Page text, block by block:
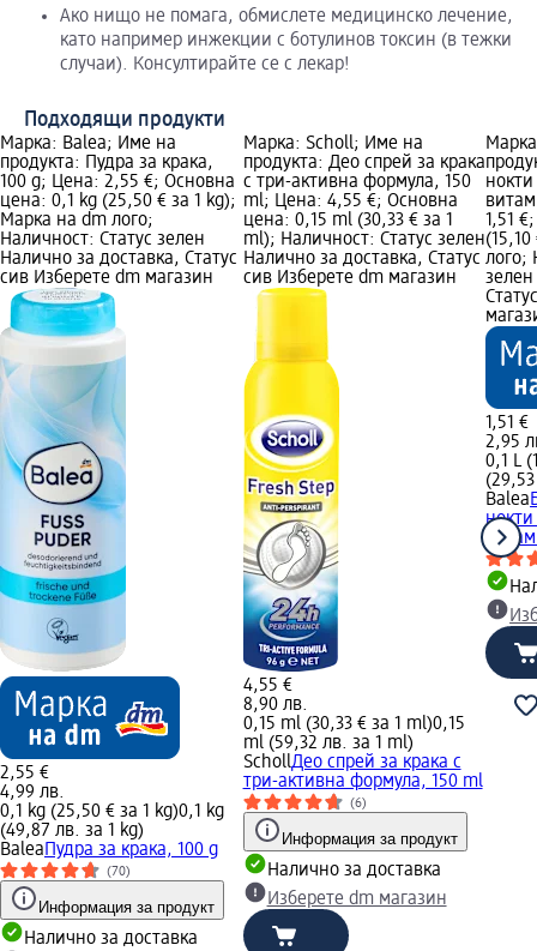
Ако нищо не помага, обмислете медицинско лечение,
като например инжекции с ботулинов токсин (в тежки
случаи). Консултирайте се с лекар!
Подходящи продукти
Марка: Balea; Име на
продукта: Пудра за крака,
100 g; Цена: 2,55 €; Основна
цена: 0,1 kg (25,50 € за 1 kg);
Марка на dm лого;
Наличност: Статус зелен
Налично за доставка, Статус
сив Изберете dm магазин
2,55 €
4,99 лв.
0,1 kg (25,50 € за 1 kg)0,1 kg
(49,87 лв. за 1 kg)
Balea Пудра за крака, 100 g
(70)
Информация за продукт
Налично за доставка
Марка: Scholl; Име на
продукта: Део спрей за крака
с три-активна формула, 150
ml; Цена: 4,55 €; Основна
цена: 0,15 ml (30,33 € за 1
ml); Наличност: Статус зелен
Налично за доставка, Статус
сив Изберете dm магазин
4,55 €
8,90 лв.
0,15 ml (30,33 € за 1 ml)0,15
ml (59,32 лв. за 1 ml)
SchollДео спрей за крака с
три-активна формула, 150 ml
(6)
Информация за продукт
Налично за доставка
Изберете dm магазин
1,51
лого;
1,51 €
2,95
0,1 L
Balea